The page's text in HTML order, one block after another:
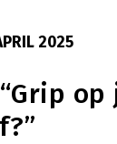
2025